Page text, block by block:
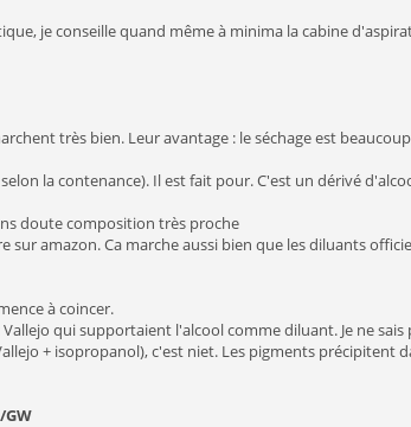
je conseille quand même à minima la cabine
très bien. Leur avantage : le séchage est
la contenance). Il est fait pour. C'est un dérivé
doute composition très proche
amazon. Ca marche aussi bien que les diluants
à coincer.
qui supportaient l'alcool comme diluant. Je ne
+ isopropanol), c'est niet. Les pigments précipitent